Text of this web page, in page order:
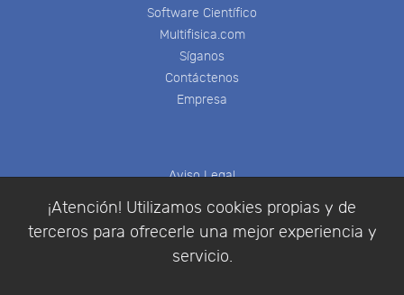
¡Atención! Utilizamos cookies propias y de
terceros para ofrecerle una mejor experiencia y
servicio.
Software Científico
Multifisica.com
Síganos
Contáctenos
Empresa
Aviso Legal
Condiciones de compra
Identificarse